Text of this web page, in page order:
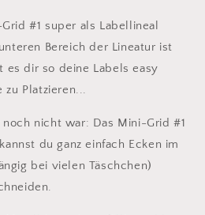
#1 super als Labellineal
Bereich der Lineatur ist
es dir so deine Labels easy
zu Platzieren...
nicht war: Das Mini-Grid #1
du ganz einfach Ecken im
bei vielen Täschchen)